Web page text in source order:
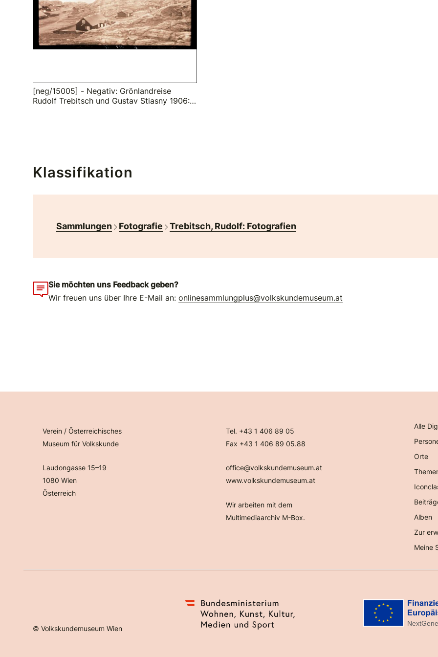
[neg/15005] - Negativ: Grönlandreise
Rudolf Trebitsch und Gustav Stiasny 1906:
Klassifikation
Sammlungen Fotografie Trebitsch, Rudolf: Fotografien
Sie möchten uns Feedback geben?
Wir freuen uns über Ihre E-Mail an:onlinesammlungplus@volkskundemuseum.at
Verein / Österreichisches
Museum für Volkskunde
Laudongasse 15–19
1080 Wien
Österreich
Tel. +43 1 406 89 05
Fax +43 1 406 89 05.88
office@volkskundemuseum.at
www.volkskundemuseum.at
Wir arbeiten mit dem
Multimediaarchiv M-Box.
Alle
Orte
Alben
Zur
Meine
©Volkskundemuseum Wien